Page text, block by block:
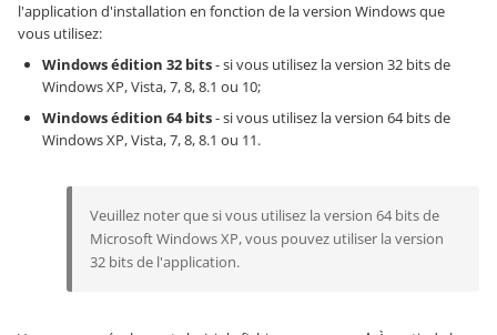
l'application d'installation en fonction de la version Windows que
vous utilisez:
Windows édition 32 bits- si vous utilisez la version 32 bits de
Windows XP, Vista, 7, 8, 8.1 ou 10;
Windows édition 64 bits- si vous utilisez la version 64 bits de
Windows XP, Vista, 7, 8, 8.1 ou 11.
Veuillez noter que si vous utilisez la version 64 bits de
Microsoft Windows XP, vous pouvez utiliser la version
32 bits de l'application.